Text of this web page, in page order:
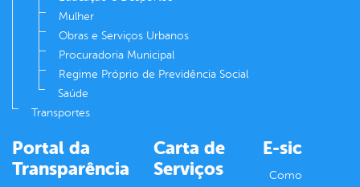
Mulher
Obras e Serviços Urbanos
Procuradoria Municipal
Regime Próprio de Previdência Social
Saúde
Transportes
Portal da
Transparência
Carta de
Serviços
E-sic
Como